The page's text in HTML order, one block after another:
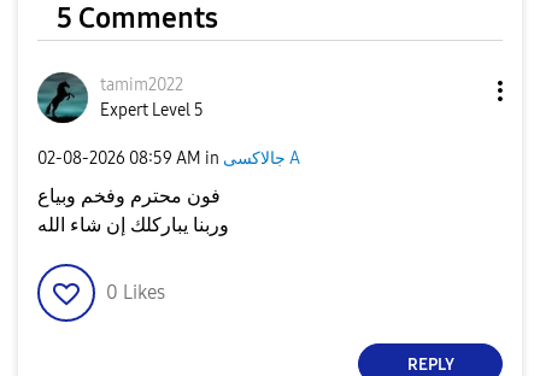
5 Comments
tamim2022
Expert Level 5
‎02-08-2026 08:59 AM in جالاكسى A
فون محترم وفخم وبياع
وربنا يباركلك إن شاء الله
0 Likes
REPLY